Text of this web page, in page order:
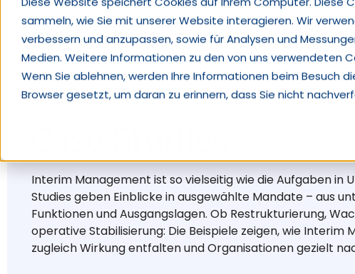
sammeln, wie Sie mit unserer Website interagieren. Wir
verbessern und anzupassen, sowie für Analysen und
Medien. Weitere Informationen zu den von uns verwendeten
Wenn Sie ablehnen, werden Ihre Informationen beim Besuch
Browser gesetzt, um daran zu erinnern, dass Sie nicht
Kompetenzen Insights
Interim Management ist so vielseitig wie die Aufgaben in
Studies geben Einblicke in ausgewählte Mandate – aus
Funktionen und Ausgangslagen. Ob Restrukturierung,
operative Stabilisierung: Die Beispiele zeigen, wie Interim
zugleich Wirkung entfalten und Organisationen gezielt